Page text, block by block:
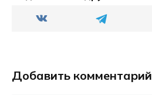
Добавить комментарий